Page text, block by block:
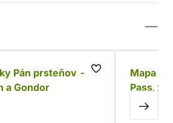
Pán prsteňov -
a Gondor
Mapa
Pass,